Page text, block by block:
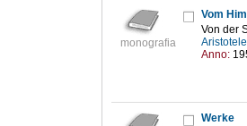
monografia
Vom
Von der
Anno:
Werke